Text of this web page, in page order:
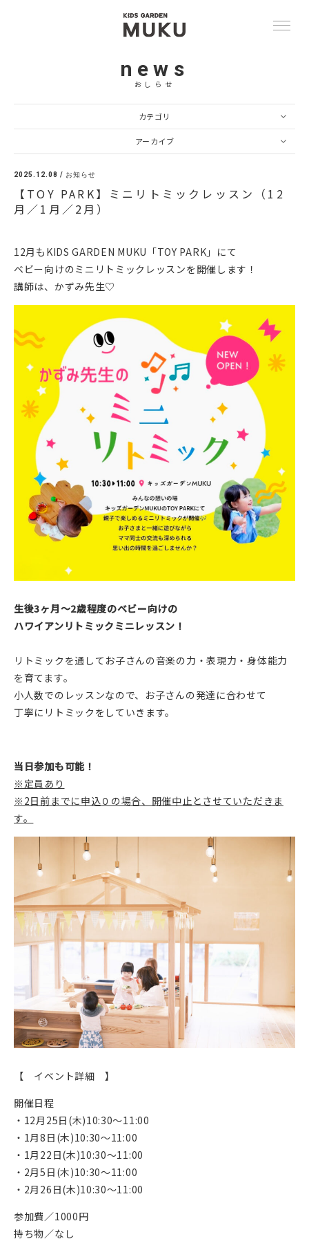
news
おしらせ
2025.12.08 / お知らせ
【TOY PARK】ミニリトミックレッスン（12
月／1月／2月）
12月もKIDS GARDEN MUKU「TOY PARK」にて
ベビー向けのミニリトミックレッスンを開催します！
講師は、かずみ先生♡
生後3ヶ月～2歳程度のベビー向けの
ハワイアンリトミックミニレッスン！
リトミックを通してお子さんの音楽の力・表現力・身体能力
を育てます。
小人数でのレッスンなので、お子さんの発達に合わせて
丁寧にリトミックをしていきます。
当日参加も可能！
※定員あり
※2日前までに申込０の場合、開催中止とさせていただきま
す。
【 イベント詳細 】
開催日程
・12月25日(木)10:30～11:00
・1月8日(木)10:30～11:00
・1月22日(木)10:30～11:00
・2月5日(木)10:30～11:00
・2月26日(木)10:30～11:00
参加費／1000円
持ち物／なし
カテゴリ
アーカイブ